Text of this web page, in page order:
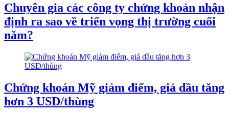
Chuyên gia các công ty chứng khoán nhận
định ra sao về triển vọng thị trường cuối
năm?
Chứng khoán Mỹ giảm điểm, giá dầu tăng
hơn 3 USD/thùng